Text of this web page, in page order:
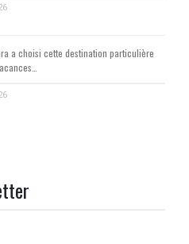
a choisi cette destination particulière